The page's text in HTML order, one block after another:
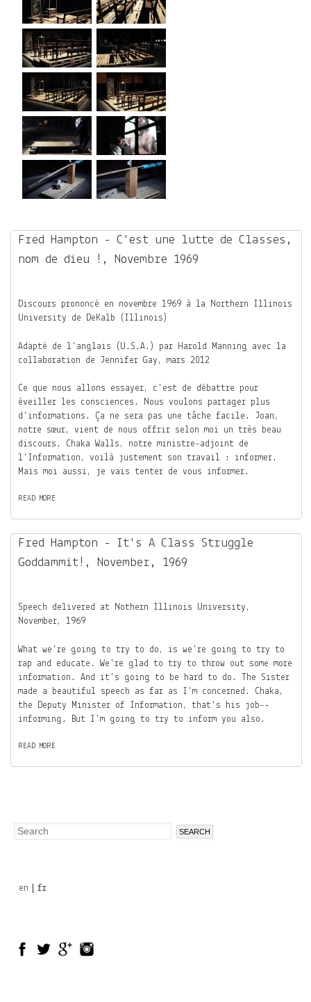
Fred Hampton - C'est une lutte de Classes,
nom de dieu !, Novembre 1969
Discours prononcé en novembre 1969 à la Northern Illinois
University de DeKalb (Illinois)
Adapté de l'anglais (U.S.A.) par Harold Manning avec la
collaboration de Jennifer Gay, mars 2012
Ce que nous allons essayer, c'est de débattre pour
éveiller les consciences. Nous voulons partager plus
d'informations. Ça ne sera pas une tâche facile. Joan,
notre sœur, vient de nous offrir selon moi un très beau
discours. Chaka Walls, notre ministre-adjoint de
l'Information, voilà justement son travail : informer.
Mais moi aussi, je vais tenter de vous informer.
READ MORE
O
U
T
Fred Hampton - It's A Class Struggle
Goddammit!, November, 1969
Speech delivered at Nothern Illinois University,
November, 1969
What we're going to try to do, is we're going to try to
rap and educate. We're glad to try to throw out some more
information. And it's going to be hard to do. The Sister
made a beautiful speech as far as I'm concerned. Chaka,
the Deputy Minister of Information, that's his job--
informing. But I'm going to try to inform you also.
READ MORE
O
Search
en fr